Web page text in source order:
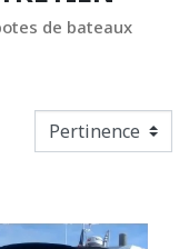
de bateaux